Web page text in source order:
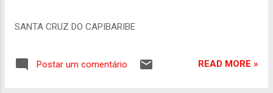
SANTA CRUZ DO CAPIBARIBE
Postar um comentário READ MORE »